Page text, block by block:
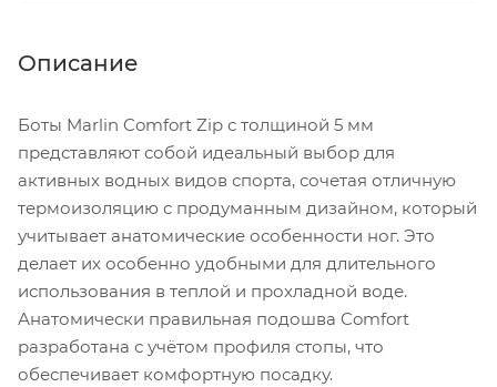
Описание
Боты Marlin Comfort Zip с толщиной 5 мм
представляют собой идеальный выбор для
активных водных видов спорта, сочетая отличную
термоизоляцию с продуманным дизайном, который
учитывает анатомические особенности ног. Это
делает их особенно удобными для длительного
использования в теплой и прохладной воде.
Анатомически правильная подошва Comfort
разработана с учётом профиля стопы, что
обеспечивает комфортную посадку.